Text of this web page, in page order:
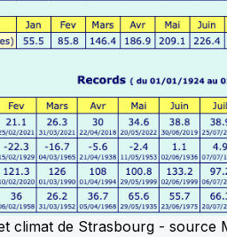
climat de Strasbourg - source